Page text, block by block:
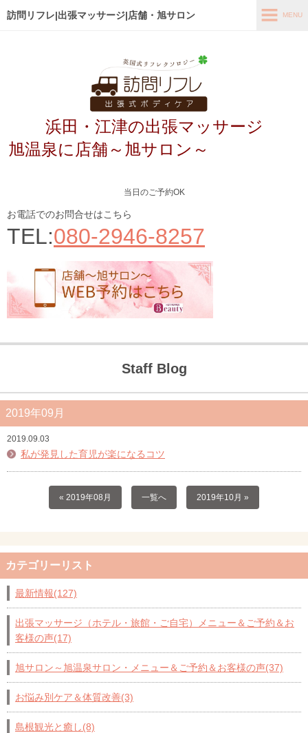
訪問リフレ|出張マッサージ|店舗・旭サロン
浜田・江津の出張マッサージ
旭温泉に店舗～旭サロン～
当日のご予約OK
お電話でのお問合せはこちら
TEL:080-2946-8257
MENU
店舗メニュー～旭サロン～
お客様の声
メディア掲載
あなたの最適なコース診断
Staff Blog
2019年09月
2019.09.03
私が発見した育児が楽になるコツ
« 2019年08月 一覧へ 2019年10月 »
カテゴリーリスト
最新情報(127)
出張マッサージ（ホテル・旅館・ご自宅）メニュー＆ご予約＆お
客様の声(17)
旭サロン～旭温泉サロン・メニュー＆ご予約＆お客様の声(37)
お悩み別ケア＆体質改善(3)
島根観光と癒し(8)